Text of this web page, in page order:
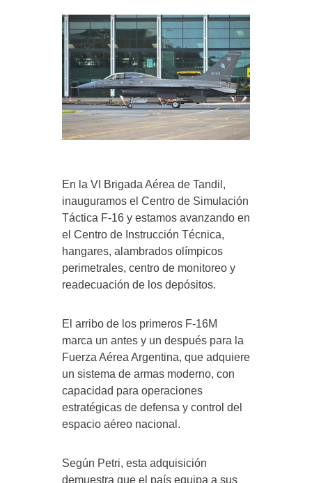
En la VI Brigada Aérea de Tandil,
inauguramos el Centro de Simulación
Táctica F-16 y estamos avanzando en
el Centro de Instrucción Técnica,
hangares, alambrados olímpicos
perimetrales, centro de monitoreo y
readecuación de los depósitos.
El arribo de los primeros F-16M
marca un antes y un después para la
Fuerza Aérea Argentina, que adquiere
un sistema de armas moderno, con
capacidad para operaciones
estratégicas de defensa y control del
espacio aéreo nacional.
Según Petri, esta adquisición
demuestra que el país equipa a sus